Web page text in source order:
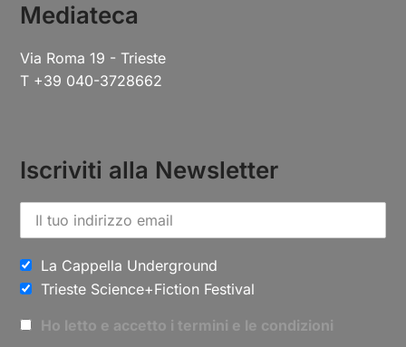
Mediateca
Via Roma 19 - Trieste
T +39 040-3728662
Iscriviti alla Newsletter
La Cappella Underground
Trieste Science+Fiction Festival
Ho letto e accetto i termini e le condizioni